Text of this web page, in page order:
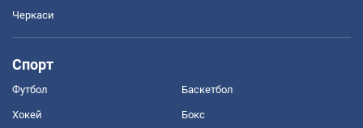
Черкаси
Спорт
Футбол Баскетбол
Хокей Бокс